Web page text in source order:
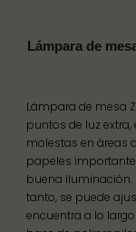
Lámpara de
Lámpara de mesa
puntos de luz
molestas en áreas
papeles
buena iluminación.
tanto, se puede
encuentra a lo